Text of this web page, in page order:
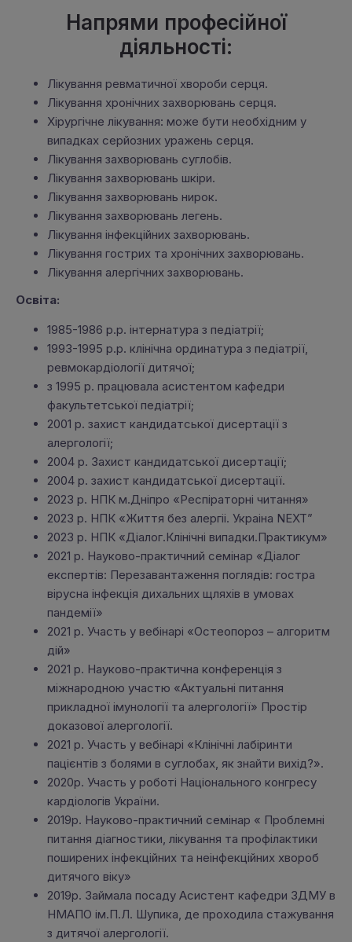
Напрями професійної
діяльності:
Лікування ревматичної хвороби серця.
Лікування хронічних захворювань серця.
Хірургічне лікування: може бути необхідним у
випадках серйозних уражень серця.
Лікування захворювань суглобів.
Лікування захворювань шкіри.
Лікування захворювань нирок.
Лікування захворювань легень.
Лікування інфекційних захворювань.
Лікування гострих та хронічних захворювань.
Лікування алергічних захворювань.
Освіта:
1985-1986 р.р. інтернатура з педіатрії;
1993-1995 р.р. клінічна ординатура з педіатрії,
ревмокардіології дитячої;
з 1995 р. працювала асистентом кафедри
факультетської педіатрії;
2001 р. захист кандидатської дисертації з
алергології;
2004 р. Захист кандидатської дисертації;
2004 р. захист кандидатської дисертації.
2023 р. НПК м.Дніпро «Респіраторні читання»
2023 р. НПК «Життя без алергіі. Украіна NEXT”
2023 р. НПК «Діалог.Клінічні випадки.Практикум»
2021 р. Науково-практичний семінар «Діалог
експертів: Перезавантаження поглядів: гостра
вірусна інфекція дихальних щляхів в умовах
пандемії»
2021 р. Участь у вебінарі «Остеопороз – алгоритм
дій»
2021 р. Науково-практична конференція з
міжнародною участю «Актуальні питання
прикладної імунології та алергології» Простір
доказової алергології.
2021 р. Участь у вебінарі «Клінічні лабіринти
пацієнтів з болями в суглобах, як знайти вихід?».
2020р. Участь у роботі Національного конгресу
кардіологів України.
2019р. Науково-практичний семінар « Проблемні
питання діагностики, лікування та профілактики
поширених інфекційних та неінфекційних хвороб
дитячого віку»
2019р. Займала посаду Асистент кафедри ЗДМУ в
НМАПО ім.П.Л. Шупика, де проходила стажування
з дитячої алергології.